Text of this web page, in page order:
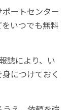
ートセンター
いつでも無料
誌により、い
につけておく